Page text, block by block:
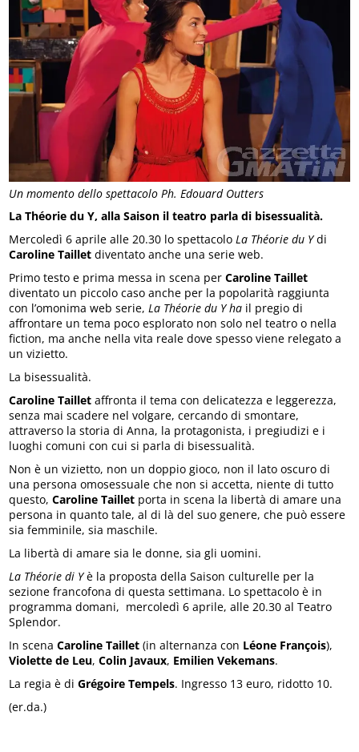
Un momento dello spettacolo Ph. Edouard Outters
La Théorie du Y, alla Saison il teatro parla di bisessualità.
Mercoledì 6 aprile alle 20.30 lo spettacolo La Théorie du Ydi
Caroline Taillet diventato anche una serie web.
Primo testo e prima messa in scena per Caroline Taillet
diventato un piccolo caso anche per la popolarità raggiunta
con l’omonima web serie, La Théorie du Y ha il pregio di
affrontare un tema poco esplorato non solo nel teatro o nella
fiction, ma anche nella vita reale dove spesso viene relegato a
un vizietto.
La bisessualità.
Caroline Taillet affronta il tema con delicatezza e leggerezza,
senza mai scadere nel volgare, cercando di smontare,
attraverso la storia di Anna, la protagonista, i pregiudizi e i
luoghi comuni con cui si parla di bisessualità.
Non è un vizietto, non un doppio gioco, non il lato oscuro di
una persona omosessuale che non si accetta, niente di tutto
questo,Caroline Taillet porta in scena la libertà di amare una
persona in quanto tale, al di là del suo genere, che può essere
sia femminile, sia maschile.
La libertà di amare sia le donne, sia gli uomini.
La Théorie di Yè la proposta della Saison culturelle per la
sezione francofona di questa settimana. Lo spettacolo è in
programma domani, mercoledì 6 aprile, alle 20.30 al Teatro
Splendor.
In scenaCaroline Taillet (in alternanza con Léone François),
Violette de Leu, Colin Javaux, Emilien Vekemans.
La regia è di Grégoire Tempels. Ingresso 13 euro, ridotto 10.
(er.da.)